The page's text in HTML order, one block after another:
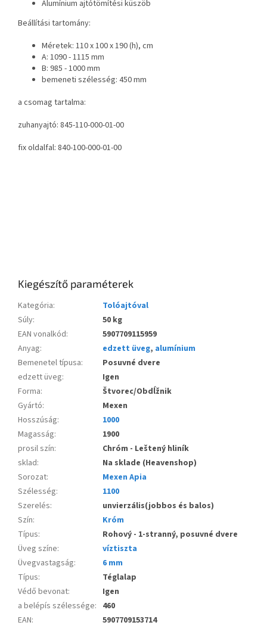
Alumínium ajtótömítési küszöb
Beállítási tartomány:
Méretek: 110 x 100 x 190 (h), cm
A: 1090 - 1115 mm
B: 985 - 1000 mm
bemeneti szélesség: 450 mm
a csomag tartalma:
zuhanyajtó: 845-110-000-01-00
fix oldalfal: 840-100-000-01-00
Kiegészítő paraméterek
Kategória:
Tolóajtóval
Súly:
50 kg
EAN vonalkód:
5907709115959
Anyag: edzett üveg, alumínium
Bemenetel típusa:
Posuvné dvere
edzett üveg:
Igen
Forma:
Štvorec/Obdĺžnik
Gyártó:
Mexen
Hosszúság:
1000
Magasság:
1900
prosil szín:
Chróm - Leštený hliník
sklad:
Na sklade (Heavenshop)
Sorozat:
Mexen Apia
Szélesség:
1100
Szerelés:
unvierzális(jobbos és balos)
Szín:
Króm
Típus:
Rohový - 1-stranný, posuvné dvere
Üveg színe:
víztiszta
Üvegvastagság:
6 mm
Típus:
Téglalap
Védő bevonat:
Igen
a belépís szélessége: 460
EAN: 5907709153714